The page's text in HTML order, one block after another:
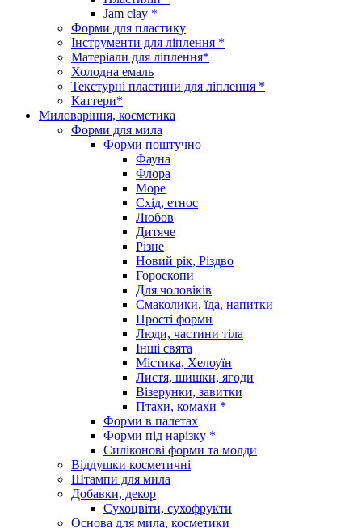
Jam clay *
Форми для пластику
Інструменти для ліплення *
Матеріали для ліплення*
Холодна емаль
Текстурні пластини для ліплення *
Каттери*
Миловаріння, косметика
Форми для мила
Форми поштучно
Фауна
Флора
Море
Схід, етнос
Любов
Дитяче
Різне
Новий рік, Різдво
Гороскопи
Для чоловіків
Смаколики, їда, напитки
Прості форми
Люди, частини тіла
Інші свята
Містика, Хелоуїн
Листя, шишки, ягоди
Візерунки, завитки
Птахи, комахи *
Форми в палетах
Форми під нарізку *
Силіконові форми та молди
Віддушки косметичні
Штампи для мила
Добавки, декор
Сухоцвіти, сухофрукти
Основа для мила, косметики